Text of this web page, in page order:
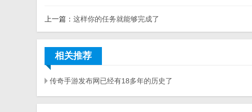
上一篇： 这样你的任务就能够完成了
相关推荐
传奇手游发布网已经有18多年的历史了